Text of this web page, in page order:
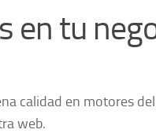
en tu
calidad en motores
web.